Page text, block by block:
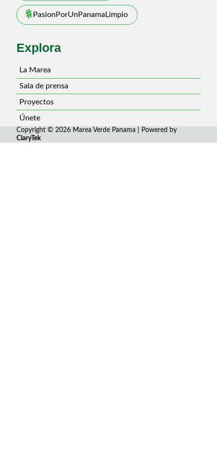
PasionPorUnPanamaLimpio
Explora
La Marea
Sala de prensa
Proyectos
Únete
Copyright © 2026 Marea Verde Panama | Powered by
ClaryTek